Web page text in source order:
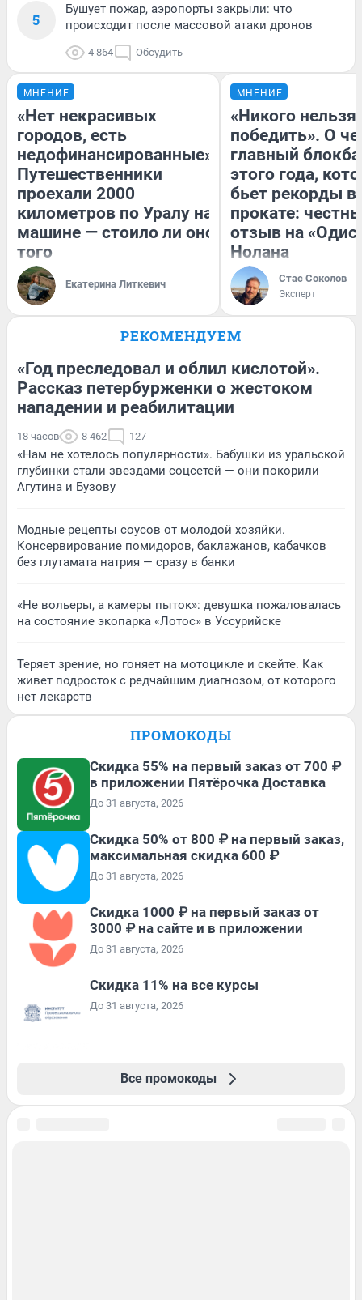
5
Бушует пожар, аэропорты закрыли: что
происходит после массовой атаки дронов
4 864 Обсудить
МНЕНИЕ
«Нет некрасивых
городов, есть
недофинансированные».
Путешественники
проехали 2000
километров по Уралу на
машине — стоило ли оно
того
Екатерина Литкевич
МНЕНИЕ
«Никого нельзя
победить». О
главный
этого года,
бьет рекорды в
прокате:
отзыв на
Нолана
Стас Соколов
Эксперт
РЕКОМЕНДУЕМ
«Год преследовал и облил кислотой».
Рассказ петербурженки о жестоком
нападении и реабилитации
18 часов 8 462 127
«Нам не хотелось популярности». Бабушки из уральской
глубинки стали звездами соцсетей — они покорили
Агутина и Бузову
Модные рецепты соусов от молодой хозяйки.
Консервирование помидоров, баклажанов, кабачков
без глутамата натрия — сразу в банки
«Не вольеры, а камеры пыток»: девушка пожаловалась
на состояние экопарка «Лотос» в Уссурийске
Теряет зрение, но гоняет на мотоцикле и скейте. Как
живет подросток с редчайшим диагнозом, от которого
нет лекарств
ПРОМОКОДЫ
Скидка 55% на первый заказ от 700 ₽
в приложении Пятёрочка Доставка
До 31 августа, 2026
Скидка 50% от 800 ₽ на первый заказ,
максимальная скидка 600 ₽
До 31 августа, 2026
Скидка 1000 ₽ на первый заказ от
3000 ₽ на сайте и в приложении
До 31 августа, 2026
Скидка 11% на все курсы
До 31 августа, 2026
Все промокоды